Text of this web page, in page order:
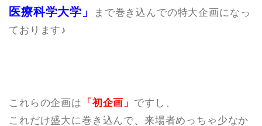
医療科学大学」
まで巻き込んでの特大企画になっ
ております♪
これらの企画は 「初企画」 ですし、
これだけ盛大に巻き込んで、来場者めっちゃ少なか